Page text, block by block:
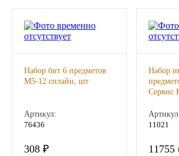
Автожидкости
Тормозные жидкости
Специальные жидкости
Автосмазки
Набор бит 6 предметов
М5-12 сплайн, шт
Артикул:
76436
308 ₽
Набор
Сервис
11021
11755